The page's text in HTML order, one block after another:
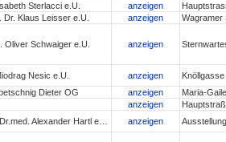
Sterlacci e.U. anzeigen
Klaus Leisser e.U.
anzeigen Wagramer
Schwaiger e.U. anzeigen
Nesic e.U. anzeigen
Dieter OG
anzeigen
Maria-
anzeigen
anzeigen